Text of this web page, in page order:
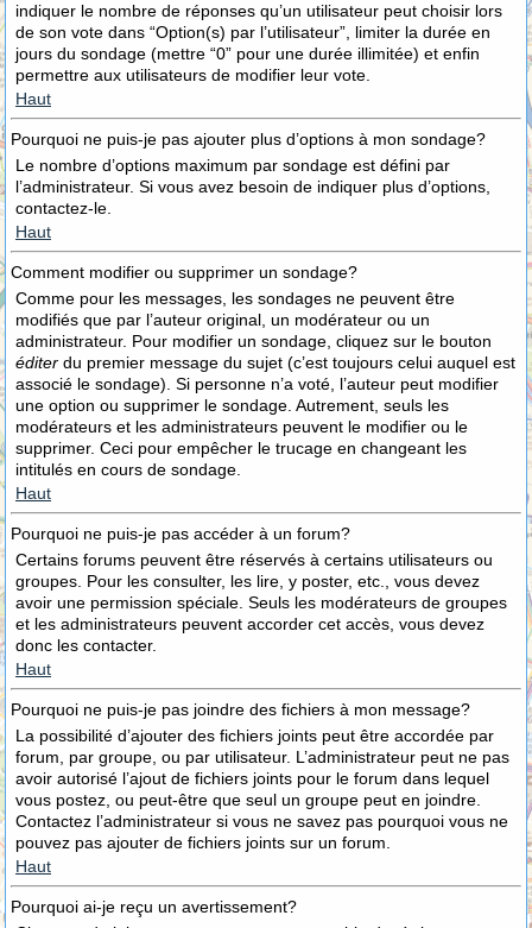
indiquer le nombre de réponses qu’un utilisateur peut choisir lors
de son vote dans “Option(s) par l’utilisateur”, limiter la durée en
jours du sondage (mettre “0” pour une durée illimitée) et enfin
permettre aux utilisateurs de modifier leur vote.
Haut
Pourquoi ne puis-je pas ajouter plus d’options à mon sondage?
Le nombre d’options maximum par sondage est défini par
l’administrateur. Si vous avez besoin de indiquer plus d’options,
contactez-le.
Haut
Comment modifier ou supprimer un sondage?
Comme pour les messages, les sondages ne peuvent être
modifiés que par l’auteur original, un modérateur ou un
administrateur. Pour modifier un sondage, cliquez sur le bouton
éditer du premier message du sujet (c’est toujours celui auquel est
associé le sondage). Si personne n’a voté, l’auteur peut modifier
une option ou supprimer le sondage. Autrement, seuls les
modérateurs et les administrateurs peuvent le modifier ou le
supprimer. Ceci pour empêcher le trucage en changeant les
intitulés en cours de sondage.
Haut
Pourquoi ne puis-je pas accéder à un forum?
Certains forums peuvent être réservés à certains utilisateurs ou
groupes. Pour les consulter, les lire, y poster, etc., vous devez
avoir une permission spéciale. Seuls les modérateurs de groupes
et les administrateurs peuvent accorder cet accès, vous devez
donc les contacter.
Haut
Pourquoi ne puis-je pas joindre des fichiers à mon message?
La possibilité d’ajouter des fichiers joints peut être accordée par
forum, par groupe, ou par utilisateur. L’administrateur peut ne pas
avoir autorisé l’ajout de fichiers joints pour le forum dans lequel
vous postez, ou peut-être que seul un groupe peut en joindre.
Contactez l’administrateur si vous ne savez pas pourquoi vous ne
pouvez pas ajouter de fichiers joints sur un forum.
Haut
Pourquoi ai-je reçu un avertissement?